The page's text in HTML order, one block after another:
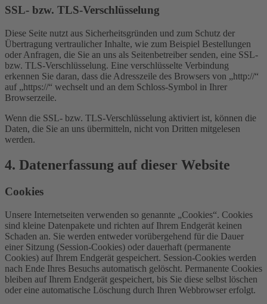
SSL- bzw. TLS-Verschlüsselung
Diese Seite nutzt aus Sicherheitsgründen und zum Schutz der
Übertragung vertraulicher Inhalte, wie zum Beispiel Bestellungen
oder Anfragen, die Sie an uns als Seitenbetreiber senden, eine SSL-
bzw. TLS-Verschlüsselung. Eine verschlüsselte Verbindung
erkennen Sie daran, dass die Adresszeile des Browsers von „http://“
auf „https://“ wechselt und an dem Schloss-Symbol in Ihrer
Browserzeile.
Wenn die SSL- bzw. TLS-Verschlüsselung aktiviert ist, können die
Daten, die Sie an uns übermitteln, nicht von Dritten mitgelesen
werden.
4. Datenerfassung auf dieser Website
Cookies
Unsere Internetseiten verwenden so genannte „Cookies“. Cookies
sind kleine Datenpakete und richten auf Ihrem Endgerät keinen
Schaden an. Sie werden entweder vorübergehend für die Dauer
einer Sitzung (Session-Cookies) oder dauerhaft (permanente
Cookies) auf Ihrem Endgerät gespeichert. Session-Cookies werden
nach Ende Ihres Besuchs automatisch gelöscht. Permanente Cookies
bleiben auf Ihrem Endgerät gespeichert, bis Sie diese selbst löschen
oder eine automatische Löschung durch Ihren Webbrowser erfolgt.